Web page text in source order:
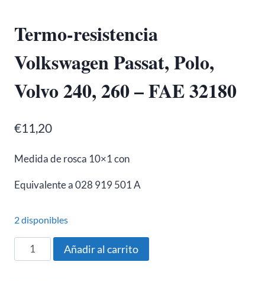
Termo-resistencia
Volkswagen Passat, Polo,
Volvo 240, 260 – FAE 32180
€11,20
Medida de rosca 10×1 con
Equivalente a 028 919 501 A
2 disponibles
Termo-
resistencia
Añadir al carrito